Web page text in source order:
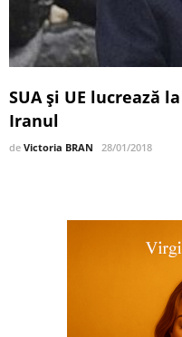
SUA și UE lucrează
Iranul
de Victoria BRAN 28/01/2018